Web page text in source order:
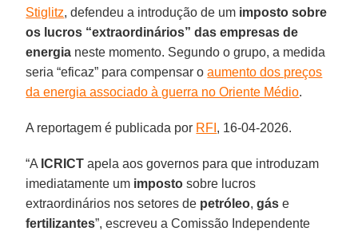
Stiglitz, defendeu a introdução de um imposto sobre
os lucros “extraordinários” das empresas de
energia neste momento. Segundo o grupo, a medida
seria “eficaz” para compensar oaumento dos preços
da energia associado à guerra no Oriente Médio.
A reportagem é publicada por RFI , 16-04-2026.
“A ICRICT apela aos governos para que introduzam
imediatamente um imposto sobre lucros
extraordinários nos setores de petróleo,gás e
fertilizantes”, escreveu a Comissão Independente